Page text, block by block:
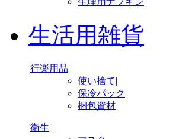
生活用雑貨
行楽用品
使い捨て|
保冷パック|
梱包資材
衛生